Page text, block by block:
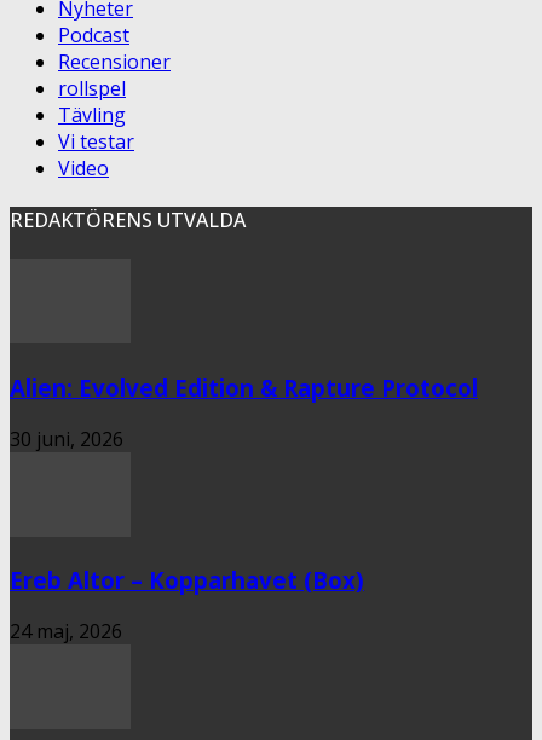
Nyheter
Podcast
Recensioner
rollspel
Tävling
Vi testar
Video
REDAKTÖRENS UTVALDA
Alien: Evolved Edition & Rapture Protocol
30 juni, 2026
Ereb Altor – Kopparhavet (Box)
24 maj, 2026